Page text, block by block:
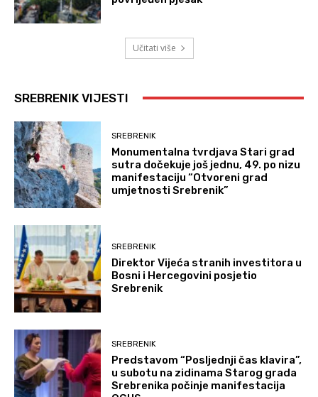
Učitati više
SREBRENIK VIJESTI
SREBRENIK
Monumentalna tvrdjava Stari grad
sutra dočekuje još jednu, 49. po nizu
manifestaciju “Otvoreni grad
umjetnosti Srebrenik”
SREBRENIK
Direktor Vijeća stranih investitora u
Bosni i Hercegovini posjetio
Srebrenik
SREBRENIK
Predstavom “Posljednji čas klavira”,
u subotu na zidinama Starog grada
Srebrenika počinje manifestacija